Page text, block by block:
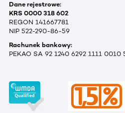
Dane rejestrowe:
KRS 0000 318 602
REGON 141667781
NIP 522-290-86-59
Rachunek bankowy:
PEKAO SA 92 1240 6292 1111 0010